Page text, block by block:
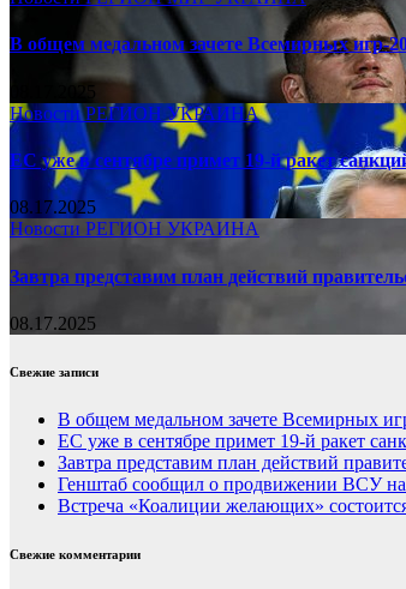
В общем медальном зачете Всемирных игр-
08.17.2025
НовостиРЕГИОНУКРАИНА
ЕС уже в сентябре примет 19-й ракет
08.17.2025
Новости РЕГИОН УКРАИНА
Завтра представим план действий
08.17.2025
Свежие записи
В общем медальном зачете Всемирных
ЕС уже в сентябре примет 19-й ракет
Завтра представим план действий
Генштаб сообщил о продвижении ВСУ
Встреча «Коалиции желающих»
Свежие комментарии